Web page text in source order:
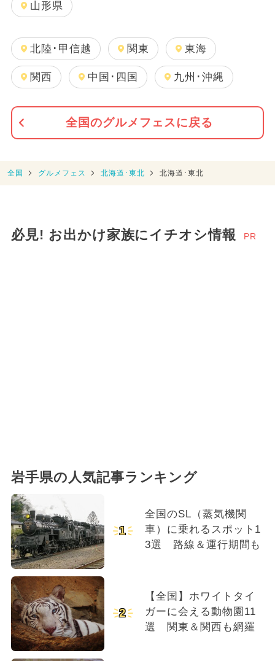
山形県
北陸･甲信越 関東 東海
関西 中国･四国 九州･沖縄
全国のグルメフェスに戻る
全国 グルメフェス 北海道･東北 北海道･東北
必見! お出かけ家族にイチオシ情報 PR
岩手県の人気記事ランキング
1
全国のSL（蒸気機関
車）に乗れるスポット1
3選 路線＆運行期間も
2
【全国】ホワイトタイ
ガーに会える動物園11
選 関東＆関西も網羅